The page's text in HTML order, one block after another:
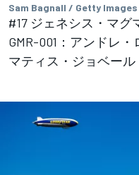
Sam Bagnall / Getty Images
#17 ジェネシス・マグ
GMR-001：アンドレ
マティス・ジョベール